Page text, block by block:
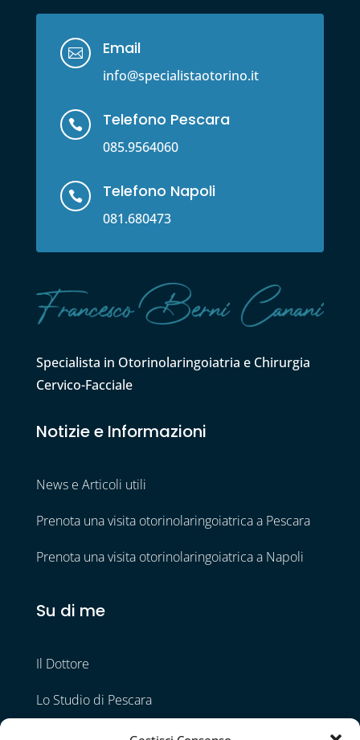
 Email
info@specialistaotorino.it
 Telefono Pescara
085.9564060
 Telefono Napoli
081.680473
Specialista in Otorinolaringoiatria e Chirurgia
Cervico-Facciale
Notizie e Informazioni
News e Articoli utili
Prenota una visita otorinolaringoiatrica a Pescara
Prenota una visita otorinolaringoiatrica a Napoli
Su di me
Il Dottore
Lo Studio di Pescara
Lo Studio di Napoli